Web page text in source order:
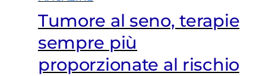
Tumore al seno, terapie
sempre più
proporzionate al rischio